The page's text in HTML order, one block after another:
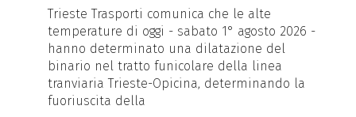
Trieste Trasporti comunica che le alte
temperature di oggi - sabato 1° agosto 2026 -
hanno determinato una dilatazione del
binario nel tratto funicolare della linea
tranviaria Trieste-Opicina, determinando la
fuoriuscita della